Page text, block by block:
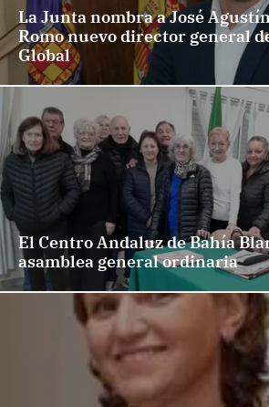
La Junta nombra a José
Romo nuevo director general
Global
El Centro Andaluz de Bahía
asamblea general ordinaria